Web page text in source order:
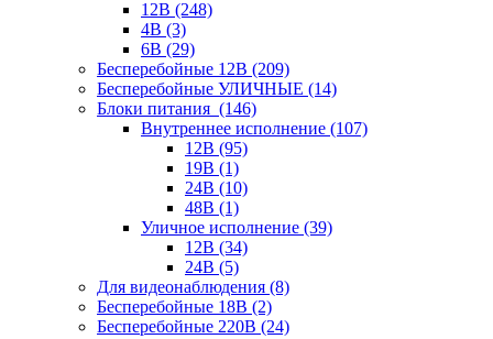
12В (248)
4В (3)
6В (29)
Бесперебойные 12В (209)
Бесперебойные УЛИЧНЫЕ (14)
Блоки питания (146)
Внутреннее исполнение (107)
12В (95)
19В (1)
24В (10)
48В (1)
Уличное исполнение (39)
12В (34)
24В (5)
Для видеонаблюдения (8)
Бесперебойные 18В (2)
Бесперебойные 220В (24)